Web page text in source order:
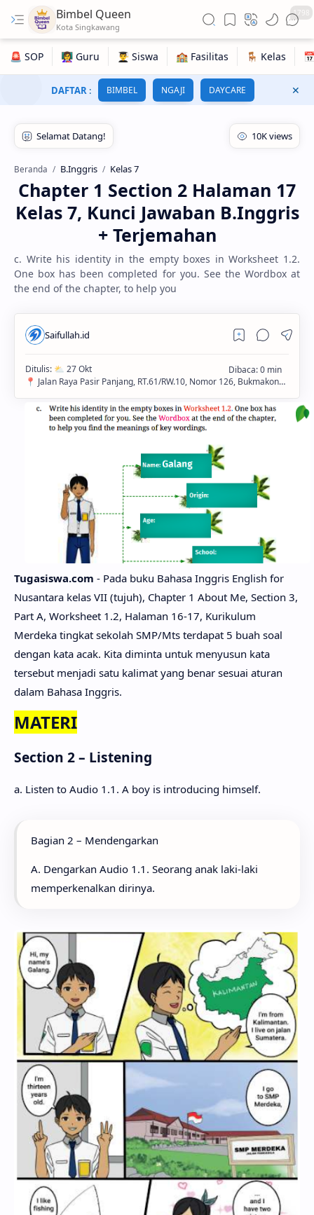
Bimbel Queen 1798
DAFTAR : BIMBEL NGAJI DAYCARE
Beranda B.Inggris Kelas 7
Chapter 1 Section 2 Halaman 17
Kelas 7, Kunci Jawaban B.Inggris
+ Terjemahan
c. Write his identity in the empty boxes in Worksheet 1.2.
One box has been completed for you. See the Wordbox at
the end of the chapter, to help you
Tugasiswa.com - Pada buku Bahasa Inggris English for
Nusantara kelas VII (tujuh), Chapter 1 About Me, Section 3,
Part A, Worksheet 1.2, Halaman 16-17, Kurikulum
Merdeka tingkat sekolah SMP/Mts terdapat 5 buah soal
dengan kata acak. Kita diminta untuk menyusun kata
tersebut menjadi satu kalimat yang benar sesuai aturan
dalam Bahasa Inggris.
MATERI
Section 2 – Listening
a. Listen to Audio 1.1. A boy is introducing himself.
Bagian 2 – Mendengarkan
A. Dengarkan Audio 1.1. Seorang anak laki-laki
memperkenalkan dirinya.